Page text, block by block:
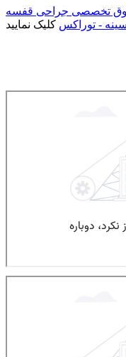
فوق تخصصی جراحی قفسه
سینه - توراکس کلیک نمایید